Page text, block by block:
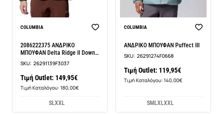
COLUMBIA
2086222375 ΑΝΔΡΙΚΟ
ΜΠΟΥΦΑΝ Delta Ridge II Down
Hoo
SKU: 26291139F3037
Τιμή Outlet: 149,95€
Τιμή Καταλόγου: 180,00€
SLXXL
COLUMBIA
ΑΝΔΡΙΚΟ ΜΠΟΥΦΑΝ Puffect III
SKU: 26291274F0668
Τιμή Outlet: 119,95€
Τιμή Καταλόγου: 140,00€
SM LXLXXL